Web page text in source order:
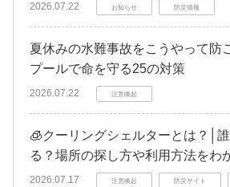
2026.07.22 お知らせ 防災情報
夏休みの水難事故をこうやって防
プールで命を守る25の対策
2026.07.22 注意喚起
🧊クーリングシェルターとは？│
る？場所の探し方や利用方法をわ
2026.07.17 注意喚起 防災サイト